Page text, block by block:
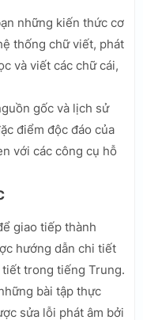
những kiến thức cơ
thống chữ viết, phát
và viết các chữ cái,
gốc và lịch sử
điểm độc đáo của
với các công cụ hỗ
giao tiếp thành
hướng dẫn chi tiết
tiết trong tiếng Trung.
bài tập thực
sửa lỗi phát âm bởi